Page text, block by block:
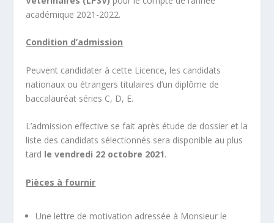
académique 2021-2022.
Condition d’admission
Peuvent candidater à cette Licence, les candidats
nationaux ou étrangers titulaires d’un diplôme de
baccalauréat séries C, D, E.
L’admission effective se fait après étude de dossier et la
liste des candidats sélectionnés sera disponible au plus
tard le vendredi 22 octobre 2021.
Pièces à fournir
Une lettre de motivation adressée à Monsieur le